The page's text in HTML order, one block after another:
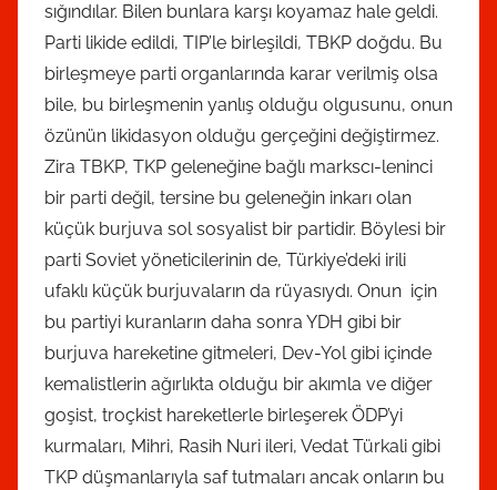
sığındılar. Bilen bunlara karşı koyamaz hale geldi.
Parti likide edildi, TIP’le birleşildi, TBKP doğdu. Bu
birleşmeye parti organlarında karar verilmiş olsa
bile, bu birleşmenin yanlış olduğu olgusunu, onun
özünün likidasyon olduğu gerçeğini değiştirmez.
Zira TBKP, TKP geleneğine bağlı markscı-leninci
bir parti değil, tersine bu geleneğin inkarı olan
küçük burjuva sol sosyalist bir partidir. Böylesi bir
parti Soviet yöneticilerinin de, Türkiye’deki irili
ufaklı küçük burjuvaların da rüyasıydı. Onun için
bu partiyi kuranların daha sonra YDH gibi bir
burjuva hareketine gitmeleri, Dev-Yol gibi içinde
kemalistlerin ağırlıkta olduğu bir akımla ve diğer
goşist, troçkist hareketlerle birleşerek ÖDP’yi
kurmaları, Mihri, Rasih Nuri ileri, Vedat Türkali gibi
TKP düşmanlarıyla saf tutmaları ancak onların bu